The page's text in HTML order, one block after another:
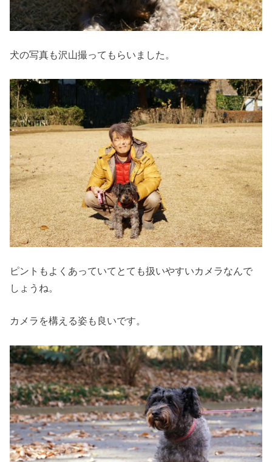
犬の写真も沢山撮ってもらいました。
ピントもよくあっていてとても扱いやすいカメラなんで
しょうね。
カメラを構える姿も良いです。